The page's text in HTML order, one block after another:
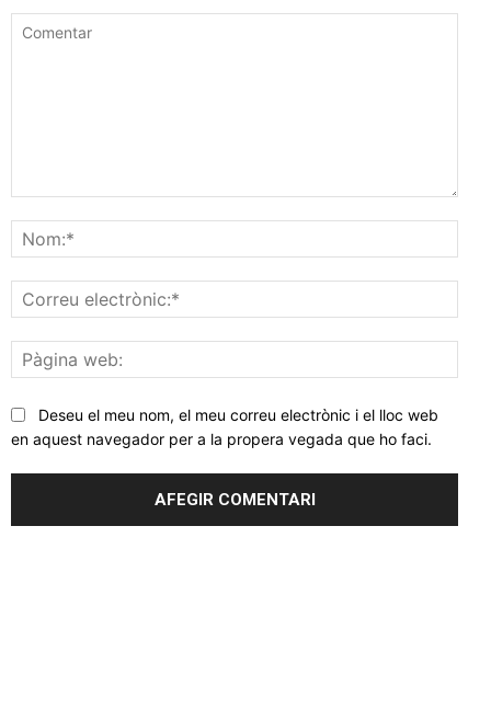
web:
Deseu el meu nom, el meu correu electrònic i el lloc web
en aquest navegador per a la propera vegada que ho faci.